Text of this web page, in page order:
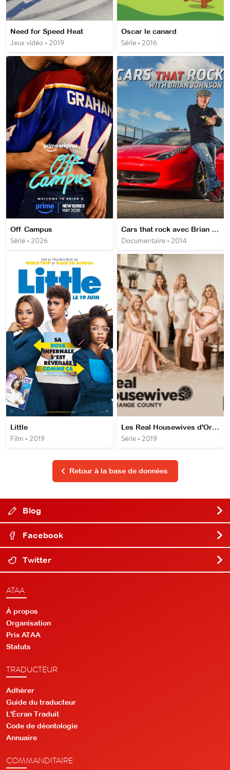
Need for Speed Heat
Jeux vidéo • 2019
Oscar le canard
Série • 2016
Off Campus
Série • 2026
Cars that rock avec Brian Johnson
Documentaire • 2014
Little
Film • 2019
Les Real Housewives d'Orange County
Série • 2019
Retour à la base de données
Blog
Facebook
Twitter
ATAA
À propos
Organisation
Prix ATAA
Statuts
TRADUCTEUR
Adhérer
Guide du traducteur
L'Écran Traduit
Code de déontologie
Annuaire
COMMANDITAIRE